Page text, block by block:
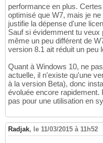
performance en plus.
optimisé que W7, mais je
justifie la dépense d'une
Sauf si évidemment tu
même un peu différent de
version 8.1 ait réduit un peu
Quant à Windows 10, ne
actuelle, il n'existe qu'une
à la version Beta), donc
évoluée encore rapidement.
pas pour une utilisation en
Radjak, le 11/03/2015 à 11h52